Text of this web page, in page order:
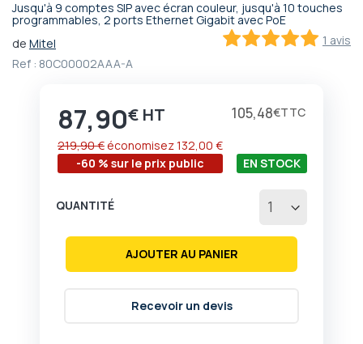
Jusqu'à 9 comptes SIP avec écran couleur, jusqu'à 10 touches
programmables, 2 ports Ethernet Gigabit avec PoE
1 avis
de Mitel
Ref : 80C00002AAA-A
Prix
87,90€ 105,48€
-60 % sur le prix public
219,90 € économisez132,00 €
EN STOCK
QUANTITÉ
AJOUTER AU PANIER
Recevoir un devis
Passer
début
de
d’images